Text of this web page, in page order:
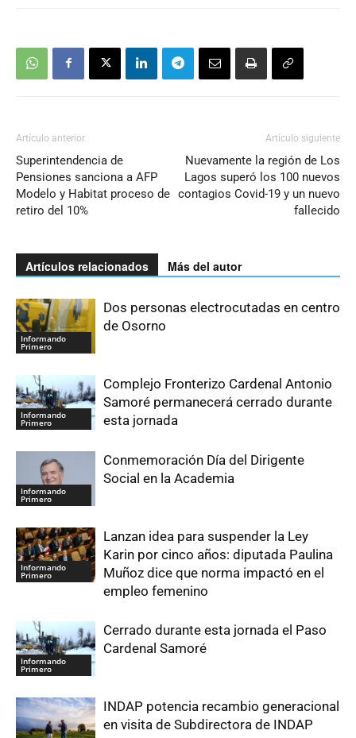
Artículo anterior
Superintendencia de
Pensiones sanciona a AFP
Modelo y Habitat proceso de
retiro del 10%
Artículo siguiente
Nuevamente la región de Los
Lagos superó los 100 nuevos
contagios Covid-19 y un nuevo
fallecido
Artículos relacionados Más del autor
Informando
Primero
Dos personas electrocutadas en centro
de Osorno
Informando
Primero
Complejo Fronterizo Cardenal Antonio
Samoré permanecerá cerrado durante
esta jornada
Informando
Primero
Conmemoración Día del Dirigente
Social en la Academia
Informando
Primero
Lanzan idea para suspender la Ley
Karin por cinco años: diputada Paulina
Muñoz dice que norma impactó en el
empleo femenino
Informando
Primero
Cerrado durante esta jornada el Paso
Cardenal Samoré
INDAP potencia recambio generacional
en visita de Subdirectora de INDAP